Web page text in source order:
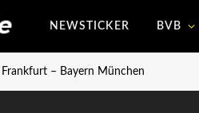
NEWSTICKER BVB
– Bayern München